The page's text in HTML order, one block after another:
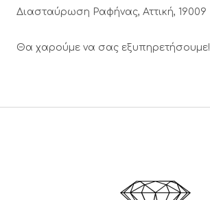
Διασταύρωση Ραφήνας, Αττική, 19009
Θα χαρούμε να σας εξυπηρετήσουμε!